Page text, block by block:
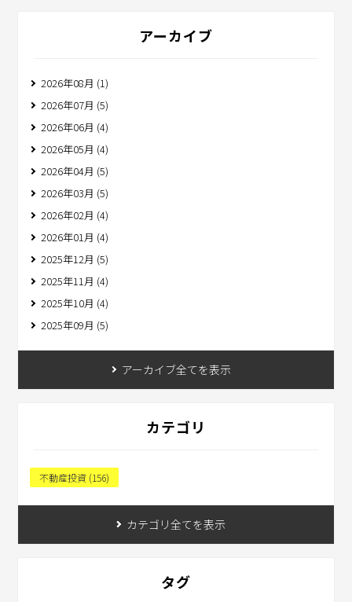
アーカイブ
2026年08月 (1)
2026年07月 (5)
2026年06月 (4)
2026年05月 (4)
2026年04月 (5)
2026年03月 (5)
2026年02月 (4)
2026年01月 (4)
2025年12月 (5)
2025年11月 (4)
2025年10月 (4)
2025年09月 (5)
アーカイブ全てを表示
カテゴリ
不動産投資 (156)
カテゴリ全てを表示
タグ